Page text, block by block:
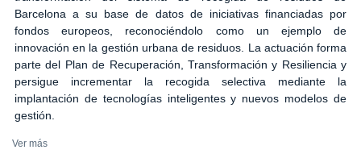
Barcelona a su base de datos de iniciativas financiadas por
fondos europeos, reconociéndolo como un ejemplo de
innovación en la gestión urbana de residuos. La actuación forma
parte del Plan de Recuperación, Transformación y Resiliencia y
persigue incrementar la recogida selectiva mediante la
implantación de tecnologías inteligentes y nuevos modelos de
gestión.
Ver más